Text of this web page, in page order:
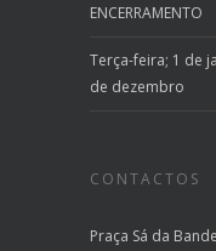
ENCERRAMENTO
Terça-feira; 1 de
de dezembro
CONTACTOS
Praça Sá da